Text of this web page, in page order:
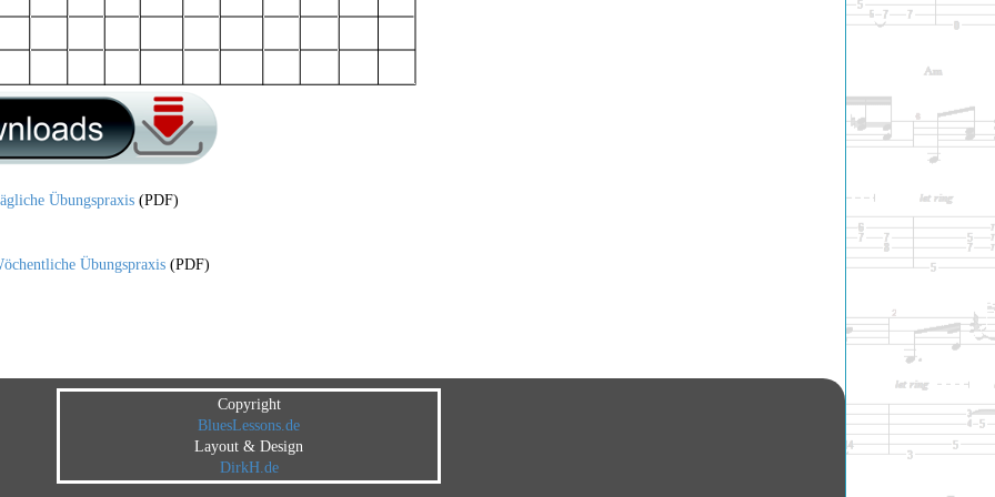
Übungspraxis(PDF)
Übungspraxis(PDF)
Copyright
BluesLessons.de
Layout & Design
DirkH.de